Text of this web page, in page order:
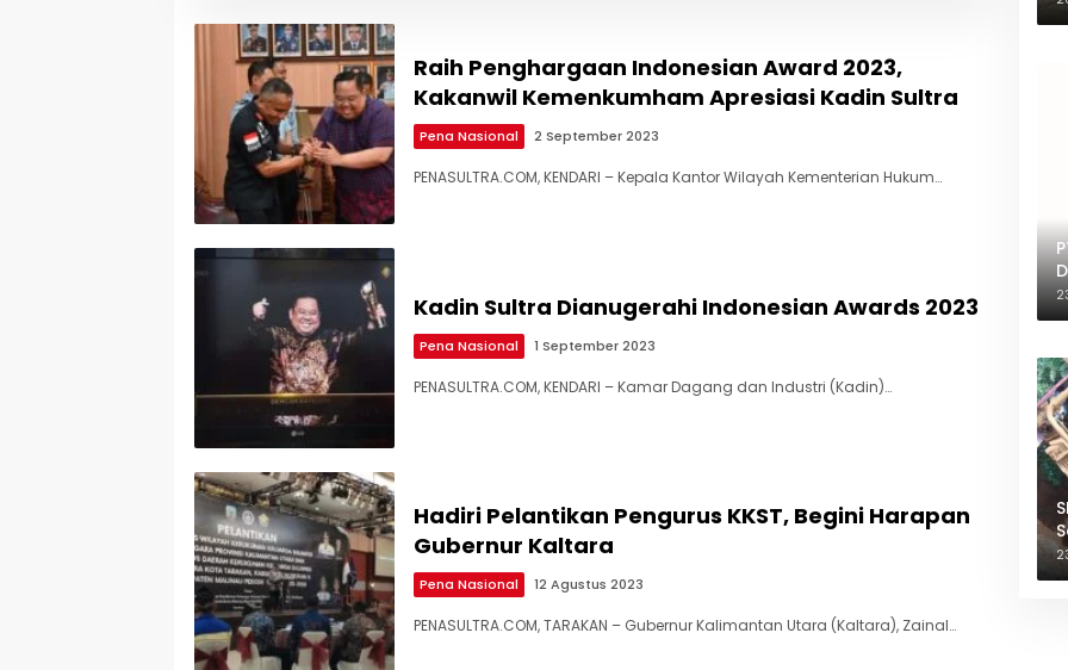
Raih Penghargaan Indonesian Award 2023,
Kakanwil Kemenkumham Apresiasi Kadin Sultra
Pena Nasional 2 September 2023
PENASULTRA.COM, KENDARI – Kepala Kantor Wilayah Kementerian Hukum…
Kadin Sultra Dianugerahi Indonesian Awards 2023
Pena Nasional 1 September 2023
PENASULTRA.COM, KENDARI – Kamar Dagang dan Industri (Kadin)…
Hadiri Pelantikan Pengurus KKST, Begini Harapan
Gubernur Kaltara
Pena Nasional 12 Agustus 2023
PENASULTRA.COM, TARAKAN – Gubernur Kalimantan Utara (Kaltara), Zainal…